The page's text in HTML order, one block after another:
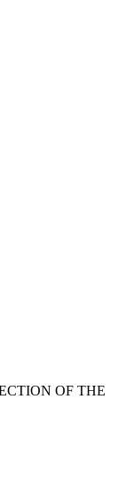
OF THE